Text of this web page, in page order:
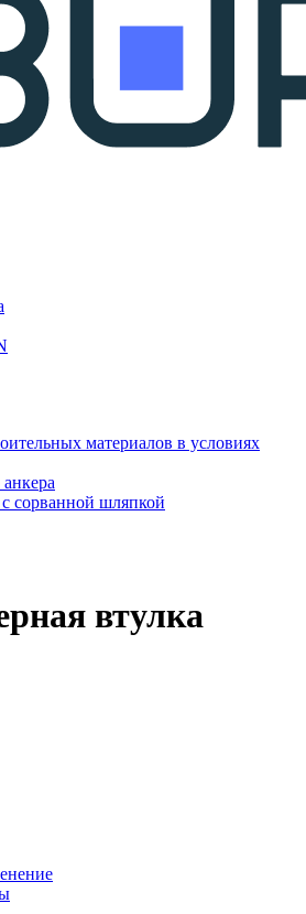
материалов в условиях
сорванной шляпкой
втулка